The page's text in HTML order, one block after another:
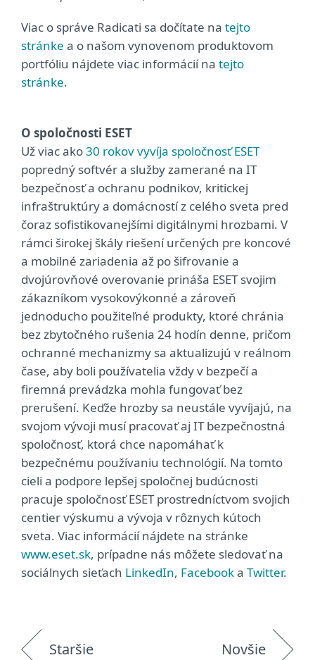
Viac o správe Radicati sa dočítate na tejto
stránke a o našom vynovenom produktovom
portfóliu nájdete viac informácií na tejto
stránke.
O spoločnosti ESET
Už viac ako30 rokov vyvíja spoločnosť ESET
popredný softvér a služby zamerané na IT
bezpečnosť a ochranu podnikov, kritickej
infraštruktúry a domácností z celého sveta pred
čoraz sofistikovanejšími digitálnymi hrozbami. V
rámci širokej škály riešení určených pre koncové
a mobilné zariadenia až po šifrovanie a
dvojúrovňové overovanie prináša ESET svojim
zákazníkom vysokovýkonné a zároveň
jednoducho použiteľné produkty, ktoré chránia
bez zbytočného rušenia 24 hodín denne, pričom
ochranné mechanizmy sa aktualizujú v reálnom
čase, aby boli používatelia vždy v bezpečí a
firemná prevádzka mohla fungovať bez
prerušení. Keďže hrozby sa neustále vyvíjajú, na
svojom vývoji musí pracovať aj IT bezpečnostná
spoločnosť, ktorá chce napomáhať k
bezpečnému používaniu technológií. Na tomto
cieli a podpore lepšej spoločnej budúcnosti
pracuje spoločnosť ESET prostredníctvom svojich
centier výskumu a vývoja v rôznych kútoch
sveta. Viac informácií nájdete na stránke
www.eset.sk, prípadne nás môžete sledovať na
sociálnych sieťach LinkedIn, Facebooka Twitter.
Staršie Novšie